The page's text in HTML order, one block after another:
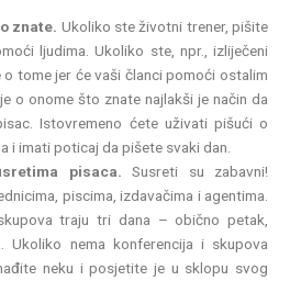
znate. Ukoliko ste životni trener, pišite
ljudima. Ukoliko ste, npr., izliječeni
o tome jer će vaši članci pomoći ostalim
o onome što znate najlakši je način da
Istovremeno ćete uživati pišući o
i imati poticaj da pišete svaki dan.
pisaca. Susreti su zabavni!
piscima, izdavačima i agentima.
traju tri dana – obično petak,
Ukoliko nema konferencija i skupova
neku i posjetite je u sklopu svog